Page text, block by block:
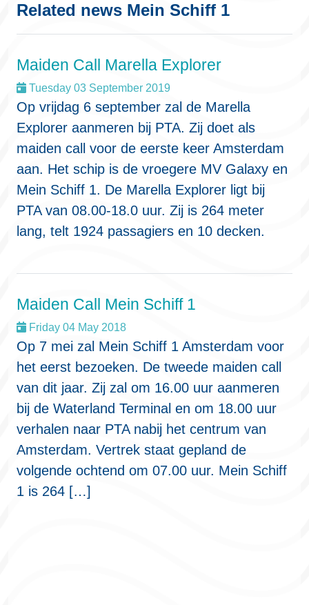
Related news Mein Schiff 1
Maiden Call Marella Explorer
Tuesday 03 September 2019
Op vrijdag 6 september zal de Marella
Explorer aanmeren bij PTA. Zij doet als
maiden call voor de eerste keer Amsterdam
aan. Het schip is de vroegere MV Galaxy en
Mein Schiff 1. De Marella Explorer ligt bij
PTA van 08.00-18.0 uur. Zij is 264 meter
lang, telt 1924 passagiers en 10 decken.
Maiden Call Mein Schiff 1
Friday 04 May 2018
Op 7 mei zal Mein Schiff 1 Amsterdam voor
het eerst bezoeken. De tweede maiden call
van dit jaar. Zij zal om 16.00 uur aanmeren
bij de Waterland Terminal en om 18.00 uur
verhalen naar PTA nabij het centrum van
Amsterdam. Vertrek staat gepland de
volgende ochtend om 07.00 uur. Mein Schiff
1 is 264 […]